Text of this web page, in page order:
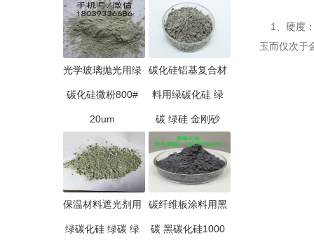
光学玻璃抛光用绿
碳化硅微粉800#
20um
碳化硅铝基复合材
料用绿碳化硅 绿
碳 绿硅 金刚砂
保温材料遮光剂用
绿碳化硅 绿碳 绿
碳纤维板涂料用黑
碳 黑碳化硅1000
1、硬度：
玉而仅次于